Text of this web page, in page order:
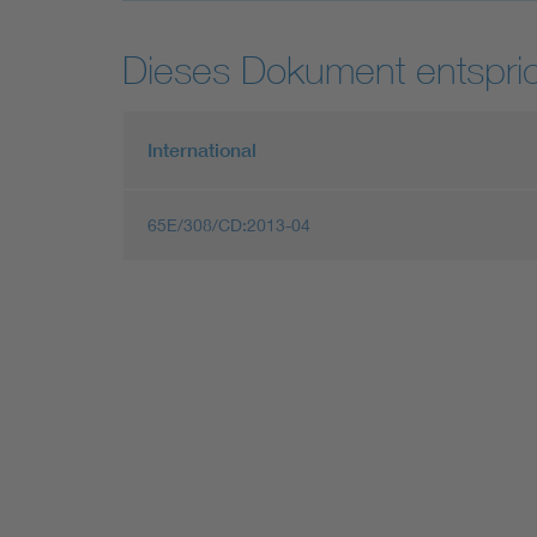
Dieses Dokument
International
65E/308/CD:2013-04